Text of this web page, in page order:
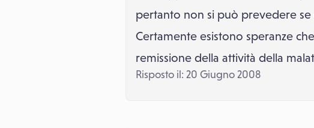
pertanto non si può prevedere
Certamente esistono speranze
remissione della attività della
Risposto il: 20 Giugno 2008